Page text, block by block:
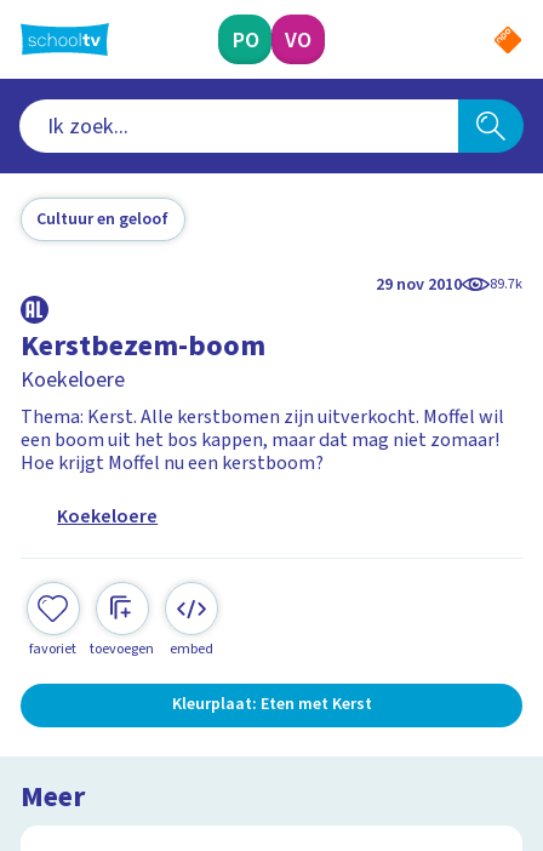
naar
hoofdinhoud
PO VO
Cultuur en geloof
29 nov 2010 89.7k
Kerstbezem-boom
Koekeloere
Thema: Kerst. Alle kerstbomen zijn uitverkocht. Moffel wil
een boom uit het bos kappen, maar dat mag niet zomaar!
Hoe krijgt Moffel nu een kerstboom?
Koekeloere
favoriet toevoegen embed
Kleurplaat: Eten met Kerst
Meer